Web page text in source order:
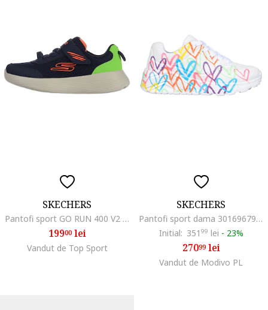
SKECHERS
Pantofi sport GO RUN 400 V2 - QUANTA-STRIDE 405084LNVY
19900lei
Vandut de Top Sport
SKECHERS
Pantofi sport dama 301696797, Piele ecologica, Alb
Initial: 351 99 lei - 23%
27099lei
Vandut de Modivo PL